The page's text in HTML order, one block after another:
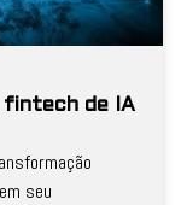
fintech de IA
seu